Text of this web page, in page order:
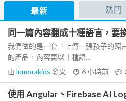
最新 熱門
同一篇內容翻成十種語言，要
我們做的是一套「上傳一張孩子的照
的產品，內容要以十種語...
由 lumorakids 發文 6 小時前
使用 Angular、Firebase AI